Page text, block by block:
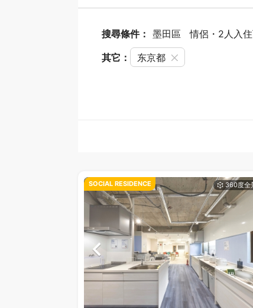
搜尋條件： 墨田區 情侶・2人入
其它： 东京都
SOCIAL RESIDENCE